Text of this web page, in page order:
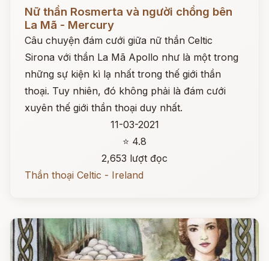
Nữ thần Rosmerta và người chồng bên
La Mã - Mercury
Câu chuyện đám cưới giữa nữ thần Celtic
Sirona với thần La Mã Apollo như là một trong
những sự kiện kì lạ nhất trong thế giới thần
thoại. Tuy nhiên, đó không phải là đám cưới
xuyên thế giới thần thoại duy nhất.
11-03-2021
⭐ 4.8
2,653 lượt đọc
Thần thoại Celtic - Ireland